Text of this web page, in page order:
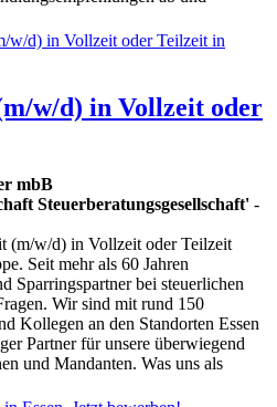
w/d) in Vollzeit oder
mbB
Steuerberatungsgesellschaft' -
(m/w/d) in Vollzeit oder Teilzeit
Seit mehr als 60 Jahren
Sparringspartner bei steuerlichen
Wir sind mit rund 150
Kollegen an den Standorten Essen
Partner für unsere überwiegend
und Mandanten. Was uns als